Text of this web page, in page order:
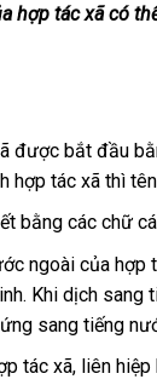
hợp tác xã có
được bắt đầu
hợp tác xã thì
bằng các chữ
ngoài của
Khi dịch sang
sang tiếng
tác xã, liên